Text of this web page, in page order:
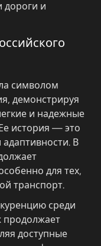
и
символом
демонстрируя
и надежные
история — это
В
для тех,
транспорт.
среди
продолжает
доступные